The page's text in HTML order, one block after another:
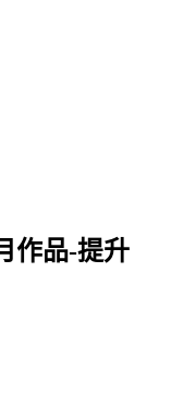
作品-提升